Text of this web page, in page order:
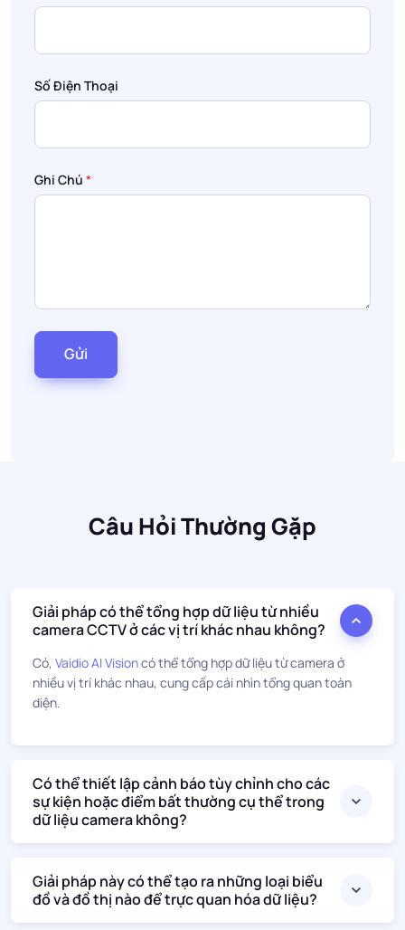
Số Điện Thoại
Ghi Chú *
Gửi
Câu Hỏi Thường Gặp
Giải pháp có thể tổng hợp dữ liệu từ nhiều
camera CCTV ở các vị trí khác nhau không?
Có, Vaidio AI Visioncó thể tổng hợp dữ liệu từ camera ở
nhiều vị trí khác nhau, cung cấp cái nhìn tổng quan toàn
diện.
Có thể thiết lập cảnh báo tùy chỉnh cho các
sự kiện hoặc điểm bất thường cụ thể trong
dữ liệu camera không?
Giải pháp này có thể tạo ra những loại biểu
đồ và đồ thị nào để trực quan hóa dữ liệu?